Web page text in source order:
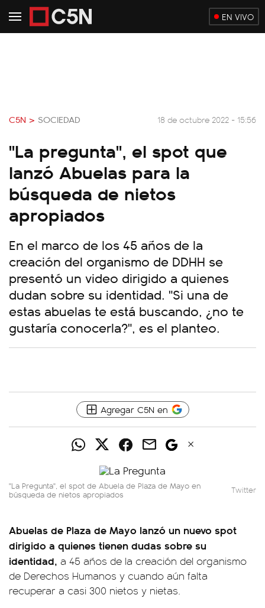
EN VIVO
C5N > SOCIEDAD 18 de octubre 2022 - 15:56
"La pregunta", el spot que
lanzó Abuelas para la
búsqueda de nietos
apropiados
En el marco de los 45 años de la
creación del organismo de DDHH se
presentó un video dirigido a quienes
dudan sobre su identidad. "Si una de
estas abuelas te está buscando, ¿no te
gustaría conocerla?", es el planteo.
Agregar C5N en
"La Pregunta", el spot de Abuela de Plaza de Mayo en
búsqueda de nietos apropiados Twitter
Abuelas de Plaza de Mayo lanzó un nuevo spot
dirigido a quienes tienen dudas sobre su
identidad, a 45 años de la creación del organismo
de Derechos Humanos y cuando aún falta
recuperar a casi 300 nietos y nietas.